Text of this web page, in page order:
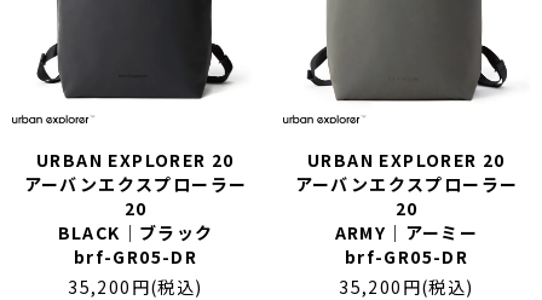
URBAN EXPLORER 20
アーバンエクスプローラー
20
BLACK｜ブラック
brf-GR05-DR
35,200円(税込)
URBAN EXPLORER 20
アーバンエクスプローラー
20
ARMY｜アーミー
brf-GR05-DR
35,200円(税込)